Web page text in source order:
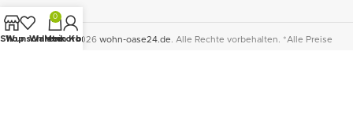
© Copyright 2026 wohn-oase24.de . Alle Rechte vorbehalten. *Alle Preise
Shop
Wunschliste
0
Warenkorb
Mein Konto